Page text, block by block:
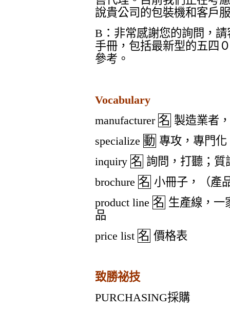
說貴公司的包裝機和客戶
B ：非常感謝您的詢問，
手冊，包括最新型的五四
參考。
Vocabulary
manufacturer 名 製造業者
specialize 動 專攻，專門化
inquiry 名 詢問，打聽；質
brochure 名 小冊子，（產
product line 名 生產線，一
品
price list 名 價格表
致勝祕技
PURCHASING採購